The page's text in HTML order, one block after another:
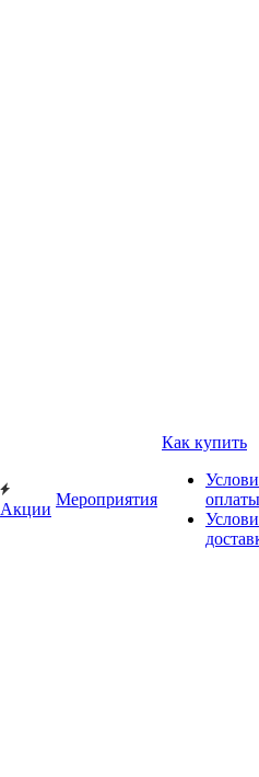
Акции
Мероприятия
Как купить
оплаты